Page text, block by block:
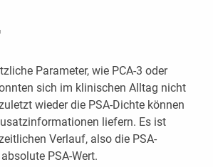
Parameter, wie PCA-3 oder
sich im klinischen Alltag nicht
wieder die PSA-Dichte können
liefern. Es ist
Verlauf, also die PSA-
PSA-Wert.